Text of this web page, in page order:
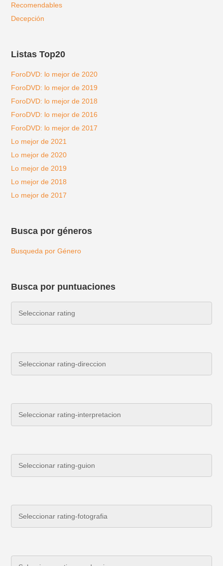
Recomendables
Decepción
Listas Top20
ForoDVD: lo mejor de 2020
ForoDVD: lo mejor de 2019
ForoDVD: lo mejor de 2018
ForoDVD: lo mejor de 2016
ForoDVD: lo mejor de 2017
Lo mejor de 2021
Lo mejor de 2020
Lo mejor de 2019
Lo mejor de 2018
Lo mejor de 2017
Busca por géneros
Busqueda por Género
Busca por puntuaciones